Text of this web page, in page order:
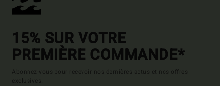
15% SUR VOTRE
PREMIÈRE COMMANDE*
Abonnez-vous pour recevoir nos dernières actus et nos offres
exclusives.